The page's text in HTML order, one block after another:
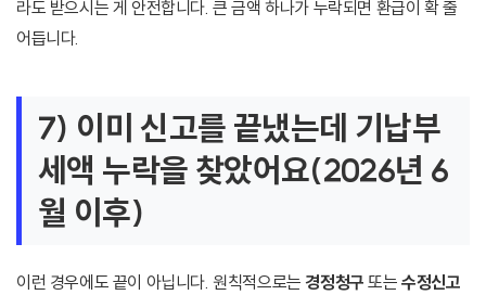
라도 받으시는 게 안전합니다. 큰 금액 하나가 누락되면 환급이 확 줄
어듭니다.
7) 이미 신고를 끝냈는데 기납부
세액 누락을 찾았어요(2026년 6
월 이후)
이런 경우에도 끝이 아닙니다. 원칙적으로는경정청구 또는수정신고